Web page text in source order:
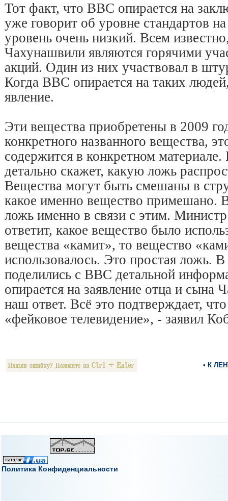
Тот факт, что BBC опирается на
уже говорит об уровне стандартов
уровень очень низкий. Всем
Чахунашвили являются горячими
акций. Один из них участвовал в
Когда BBC опирается на таких
явление.
Эти вещества приобретены в 2009
конкретного названного вещества,
содержится в конкретном
детально скажет, какую ложь
Вещества могут быть смешаны в
какое именно вещество примешано.
ложь именно в связи с этим.
ответит, какое вещество было
вещества «камит», то вещество
использовалось. Это простая ложь.
поделились с BBC детальной
опирается на заявление отца и сына
наш ответ. Всё это подтверждает,
«фейковое телевидение», - заявил
• К
Политика Конфиденциальности